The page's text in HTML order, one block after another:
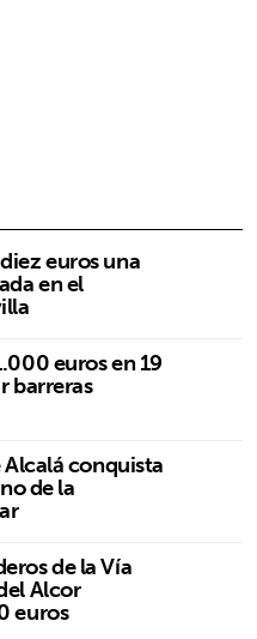
euros una
en el
euros en 19
barreras
conquista
de la
de la Vía
Alcor
euros